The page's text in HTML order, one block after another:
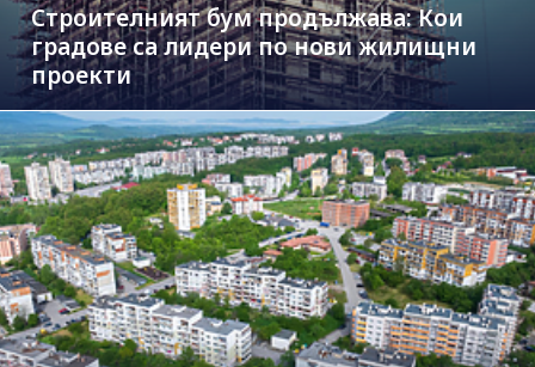
Строителният бум продължава: Кои
градове са лидери по нови жилищни
проекти